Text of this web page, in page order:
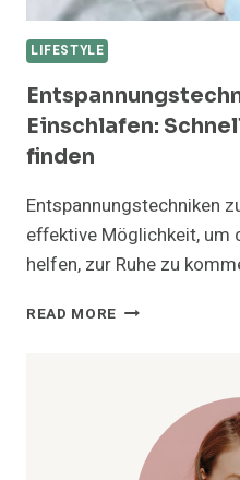
LIFESTYLE
Einschlafen:
finden
Entspannungstechniken
effektive Möglichkeit, um
helfen, zur Ruhe zu
READ MORE
EFFEKTIV
RUHE
FINDEN